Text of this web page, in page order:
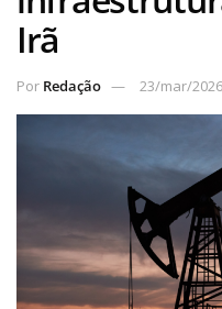
Irã
Por Redação 23/mar/2026